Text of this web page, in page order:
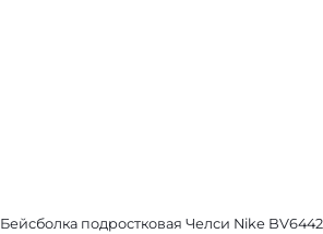
Бейсболка подростковая Челси Nike